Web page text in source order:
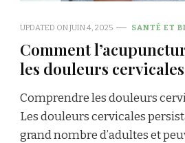
UPDATED ONJUIN 4, 2025 SANTÉ ET
Comment
les douleurs
Comprendre les douleurs
Les douleurs cervicales
grand nombre d’adultes et